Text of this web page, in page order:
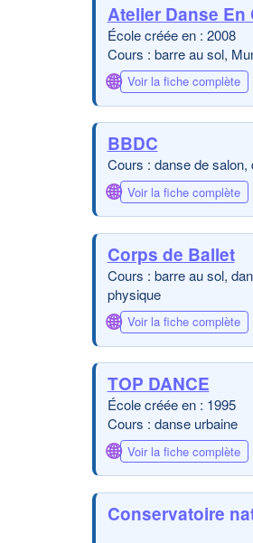
Atelier Danse En
École créée en : 2008
Cours : barre au sol,
🌐 Voir la fiche complète
BBDC
Cours : danse de
🌐 Voir la fiche complète
Corps de Ballet
Cours : barre au sol,
physique
🌐 Voir la fiche complète
TOP DANCE
École créée en : 1995
Cours : danse urbaine
🌐 Voir la fiche complète
Conservatoire